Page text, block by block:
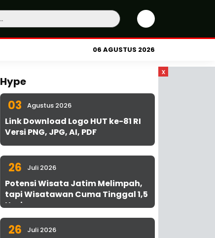
06 AGUSTUS 2026
x
Hype
03 Agustus 2026
Link Download Logo HUT ke-81 RI
Versi PNG, JPG, AI, PDF
26 Juli 2026
Potensi Wisata Jatim Melimpah,
tapi Wisatawan Cuma Tinggal 1,5
Hari
26 Juli 2026